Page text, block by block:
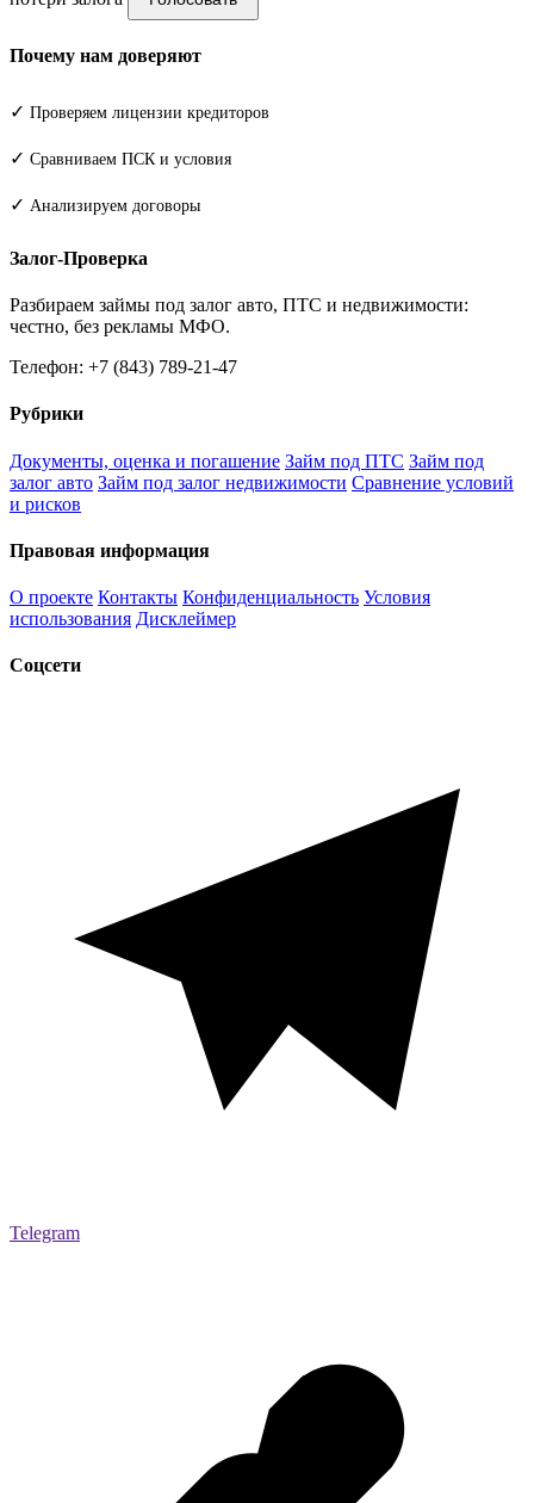
Почему нам доверяют
✓ Проверяем лицензии кредиторов
✓ Сравниваем ПСК и условия
✓ Анализируем договоры
Залог-Проверка
Разбираем займы под залог авто, ПТС и недвижимости:
честно, без рекламы МФО.
Телефон: +7 (843) 789-21-47
Рубрики
Документы, оценка и погашение Займ под ПТС Займ под
залог авто Займ под залог недвижимости Сравнение условий
и рисков
Правовая информация
О проекте Контакты Конфиденциальность Условия
использования Дисклеймер
Соцсети
Telegram